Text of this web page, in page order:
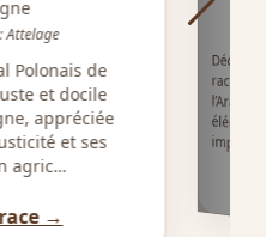
Attelage
Polonais de
et docile
appréciée
et ses
agric…
→
race